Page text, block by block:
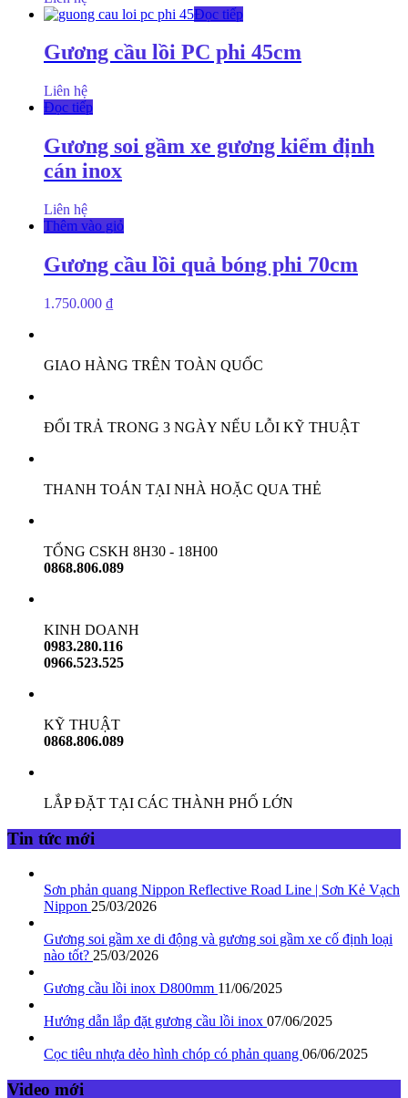
Đọc tiếp
Gương cầu lồi PC phi 45cm
Liên hệ
Đọc tiếp
Gương soi gầm xe gương kiểm định
cán inox
Liên hệ
Thêm vào giỏ
Gương cầu lồi quả bóng phi 70cm
1.750.000 ₫
GIAO HÀNG TRÊN TOÀN QUỐC
ĐỔI TRẢ TRONG 3 NGÀY NẾU LỖI KỸ THUẬT
THANH TOÁN TẠI NHÀ HOẶC QUA THẺ
TỔNG CSKH 8H30 - 18H00
0868.806.089
KINH DOANH
0983.280.116
0966.523.525
KỸ THUẬT
0868.806.089
LẮP ĐẶT TẠI CÁC THÀNH PHỐ LỚN
Tin tức mới
Sơn phản quang Nippon Reflective Road Line | Sơn Kẻ Vạch
Nippon 25/03/2026
Gương soi gầm xe di động và gương soi gầm xe cố định loại
nào tốt? 25/03/2026
Gương cầu lồi inox D800mm 11/06/2025
Hướng dẫn lắp đặt gương cầu lồi inox 07/06/2025
Cọc tiêu nhựa dẻo hình chóp có phản quang 06/06/2025
Video mới